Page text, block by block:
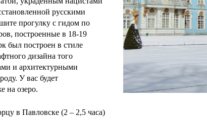
русскими
прогулку с гидом по
построенные в 18-19
был построен в стиле
дизайна того
и архитектурными
У вас будет
на озеро.
в Павловске (2 – 2,5 часа)